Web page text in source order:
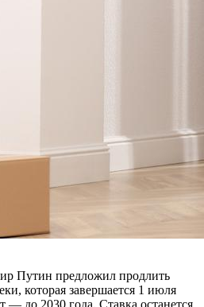
Путин предложил продлить
которая завершается 1 июля
— до 2030 года. Ставка останется